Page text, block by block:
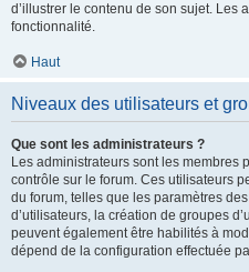
d’illustrer le contenu de son sujet. Les
fonctionnalité.
Haut
Niveaux des utilisateurs et
Que sont les administrateurs ?
Les administrateurs sont les membres
contrôle sur le forum. Ces utilisateurs
du forum, telles que les paramètres
d’utilisateurs, la création de groupes
peuvent également être habilités à
dépend de la configuration effectuée